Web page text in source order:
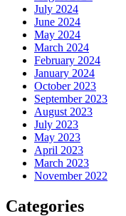
July 2024
June 2024
May 2024
March 2024
February 2024
January 2024
October 2023
September 2023
August 2023
July 2023
May 2023
April 2023
March 2023
November 2022
Categories